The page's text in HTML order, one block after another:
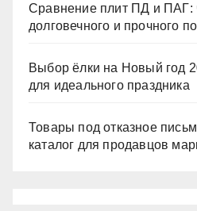
Сравнение плит ПД и ПАГ:
долговечного и прочного
Выбор ёлки на Новый год
для идеального праздника
Товары под отказное
каталог для продавцов